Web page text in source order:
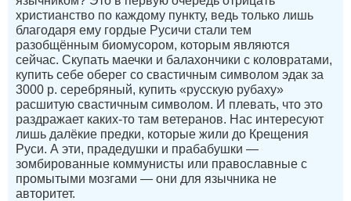
христианство по каждому пункту, ведь только лишь
благодаря ему гордые Русичи стали тем
разобщённым биомусором, которым являются
сейчас. Скупать маечки и балахончики с коловратами,
купить себе оберег со свастичным символом эдак за
3000 р. серебряный, купить «русскую рубаху»
расшитую свастичным символом. И плевать, что это
раздражает каких-то там ветеранов. Нас интересуют
лишь далёкие предки, которые жили до Крещения
Руси. А эти, прадедушки и прабабушки —
зомбированные коммунисты или православные с
промытыми мозгами — они для язычника не
авторитет.